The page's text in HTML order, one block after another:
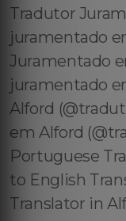
Tradutor
juramentado
Juramentado
juramentado
Alford
em Alford
Portuguese
to English
Translator in